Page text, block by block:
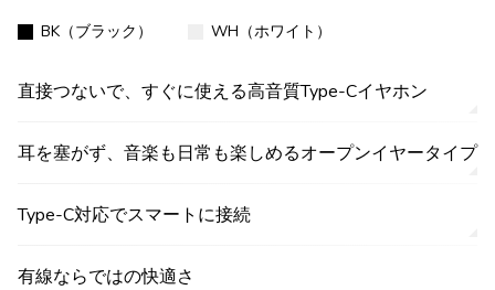
BK（ブラック） WH（ホワイト）
直接つないで、すぐに使える高音質Type-Cイヤホン
耳を塞がず、音楽も日常も楽しめるオープンイヤータイプ
Type-C対応でスマートに接続
有線ならではの快適さ